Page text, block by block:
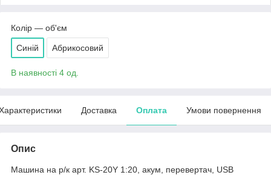
Колір — об'єм
Синій Абрикосовий
В наявності 4 од.
Доставка Оплата Умови повернення
Опис
Машина на р/к арт. KS-20Y 1:20, акум, перевертач, USB